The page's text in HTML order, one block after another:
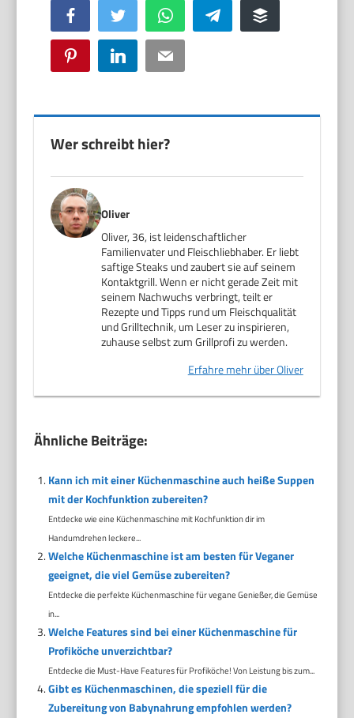
Facebook Twitter WhatsApp Telegram Buffer
Pinterest LinkedIn Email
Wer schreibt hier?
Oliver
Oliver, 36, ist leidenschaftlicher
Familienvater und Fleischliebhaber. Er liebt
saftige Steaks und zaubert sie auf seinem
Kontaktgrill. Wenn er nicht gerade Zeit mit
seinem Nachwuchs verbringt, teilt er
Rezepte und Tipps rund um Fleischqualität
und Grilltechnik, um Leser zu inspirieren,
zuhause selbst zum Grillprofi zu werden.
Erfahre mehr über Oliver
Ähnliche Beiträge:
Kann ich mit einer Küchenmaschine auch heiße Suppen
mit der Kochfunktion zubereiten?
Entdecke wie eine Küchenmaschine mit Kochfunktion dir im
Handumdrehen leckere...
Welche Küchenmaschine ist am besten für Veganer
geeignet, die viel Gemüse zubereiten?
Entdecke die perfekte Küchenmaschine für vegane Genießer, die Gemüse
in...
Welche Features sind bei einer Küchenmaschine für
Profiköche unverzichtbar?
Entdecke die Must-Have Features für Profiköche! Von Leistung bis zum...
Gibt es Küchenmaschinen, die speziell für die
Zubereitung von Babynahrung empfohlen werden?